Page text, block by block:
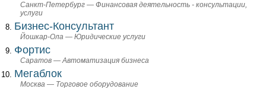
Санкт-Петербург — Финансовая деятельность - консультации,
услуги
Бизнес-Консультант
Йошкар-Ола — Юридические услуги
Фортис
Саратов — Автоматизация бизнеса
Мегаблок
Москва — Торговое оборудование